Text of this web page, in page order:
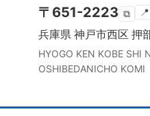
〒 651-2223 ⧉ 📍
兵庫県 神戸市西区 押
HYOGO KEN KOBE SHI
OSHIBEDANICHO KOMI